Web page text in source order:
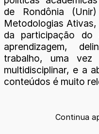
de Rondônia
Metodologias
da participação do
aprendizagem,
trabalho, uma vez
multidisciplinar, e a
conteúdos é muito
Continua